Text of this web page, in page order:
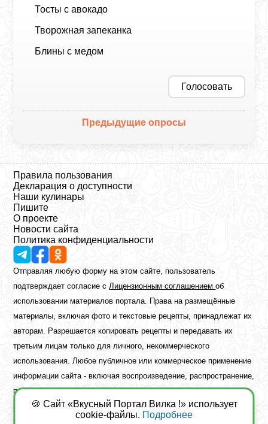
Тосты с авокадо
Творожная запеканка
Блины с медом
Голосовать
Предыдущие опросы
Правила пользования
Декларация о доступности
Наши кулинары
Пишите
О проекте
Новости сайта
Политика конфиденциальности
Отправляя любую форму на этом сайте, пользователь
подтверждает согласие сЛицензионным соглашениемоб
использовании материалов портала. Права на размещённые
материалы, включая фото и текстовые рецепты, принадлежат их
авторам. Разрешается копировать рецепты и передавать их
третьим лицам только для личного, некоммерческого
использования. Любое публичное или коммерческое применение
информации сайта - включая воспроизведение, распространение,
публикацию или обработку - возможно лишь при наличии
предварительного письменного разрешения правообладателя.
Copyright ©2026 Вкусный Портал Вилка
🍪 Сайт «Вкусный Портал Вилка !» использует
cookie-файлы. Подробнее